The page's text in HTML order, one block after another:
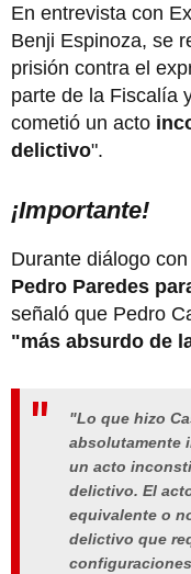
En entrevista con
Benji Espinoza, se
prisión contra el
parte de la Fiscalía
cometió un acto
delictivo".
¡Importante!
Durante diálogo con
Pedro Paredes
señaló que Pedro
"más absurdo de
"Lo que hizo
absolutamente
un acto
delictivo. El
equivalente o
delictivo que